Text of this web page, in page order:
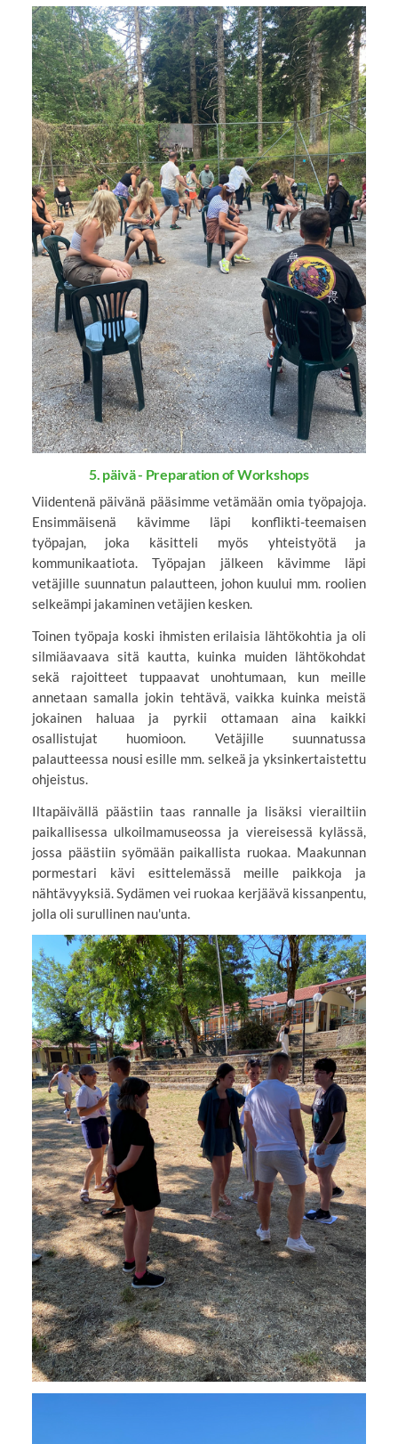
5. päivä - Preparation of Workshops
Viidentenä päivänä pääsimme vetämään omia työpajoja.
Ensimmäisenä kävimme läpi konflikti-teemaisen
työpajan, joka käsitteli myös yhteistyötä ja
kommunikaatiota. Työpajan jälkeen kävimme läpi
vetäjille suunnatun palautteen, johon kuului mm. roolien
selkeämpi jakaminen vetäjien kesken.
Toinen työpaja koski ihmisten erilaisia lähtökohtia ja oli
silmiäavaava sitä kautta, kuinka muiden lähtökohdat
sekä rajoitteet tuppaavat unohtumaan, kun meille
annetaan samalla jokin tehtävä, vaikka kuinka meistä
jokainen haluaa ja pyrkii ottamaan aina kaikki
osallistujat huomioon. Vetäjille suunnatussa
palautteessa nousi esille mm. selkeä ja yksinkertaistettu
ohjeistus.
Iltapäivällä päästiin taas rannalle ja lisäksi vierailtiin
paikallisessa ulkoilmamuseossa ja viereisessä kylässä,
jossa päästiin syömään paikallista ruokaa. Maakunnan
pormestari kävi esittelemässä meille paikkoja ja
nähtävyyksiä. Sydämen vei ruokaa kerjäävä kissanpentu,
jolla oli surullinen nau'unta.